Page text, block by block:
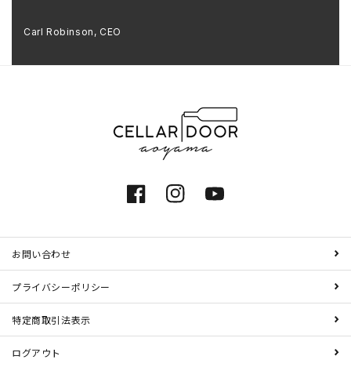
Carl Robinson, CEO
FacebookInstagramYouTube
お問い合わせ
プライバシーポリシー
特定商取引法表示
ログアウト